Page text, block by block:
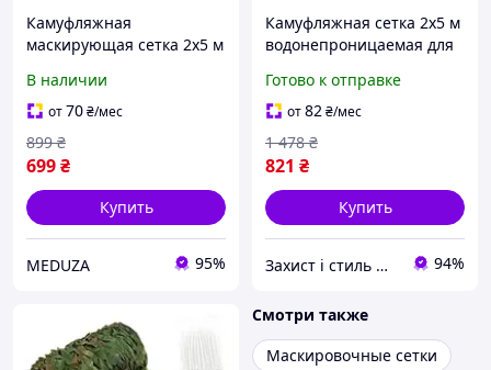
Камуфляжная
маскирующая сетка 2x5 м
стяжек
В наличии
от70₴/мес
699₴
899 ₴
Купить
MEDUZA 95%
Камуфляжная сетка 2x5 м
водонепроницаемая для
100 стяжек Gardlov
Готово к отправке
от82₴/мес
821 ₴
1 478 ₴
Купить
Захист і стиль — в одному магазині 94%
Смотри также
Маскировочные сетки